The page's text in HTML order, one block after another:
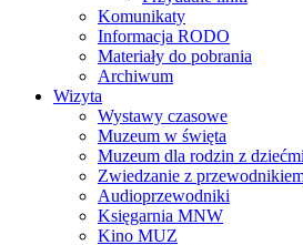
Komunikaty
Informacja RODO
Materiały do pobrania
Archiwum
Wizyta
Wystawy czasowe
Muzeum w święta
Muzeum dla rodzin z dziećmi
Zwiedzanie z
Audioprzewodniki
Księgarnia MNW
Kino MUZ